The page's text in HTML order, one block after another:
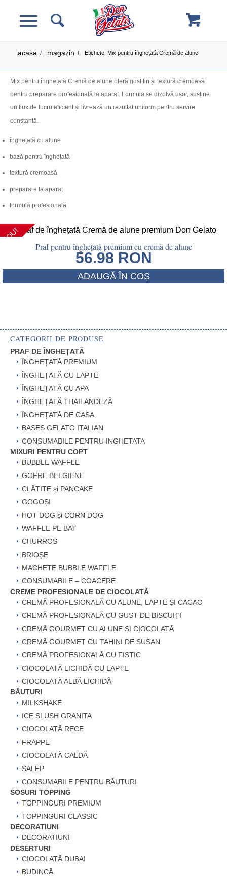
acasa / magazin / Etichete: Mix pentru înghețată Cremă de alune
Mix pentru înghețată Cremă de alune oferă gust fin și textură cremoasă
pentru preparare profesională la aparat. Formula se dizolvă ușor, susține
un flux de lucru eficient și livrează un rezultat uniform pentru servire
constantă.
înghețată cu alune
bază pentru înghețată
textură cremoasă
preparare la aparat
formulă profesională
NOU!
Praf pentru înghețată premium cu cremă de alune
56.98 RON
ADAUGĂ ÎN COȘ
CATEGORII DE PRODUSE
PRAF DE ÎNGHEȚATĂ
ÎNGHEȚATĂ PREMIUM
ÎNGHEȚATĂ CU LAPTE
ÎNGHEȚATĂ CU APA
ÎNGHEȚATĂ THAILANDEZĂ
ÎNGHEȚATĂ DE CASA
BASES GELATO ITALIAN
CONSUMABILE PENTRU INGHETATA
MIXURI PENTRU COPT
BUBBLE WAFFLE
GOFRE BELGIENE
CLĂTITE și PANCAKE
GOGOȘI
HOT DOG și CORN DOG
WAFFLE PE BAT
CHURROS
BRIOȘE
MACHETE BUBBLE WAFFLE
CONSUMABILE – COACERE
CREME PROFESIONALE DE CIOCOLATĂ
CREMĂ PROFESIONALĂ CU ALUNE, LAPTE ȘI CACAO
CREMĂ PROFESIONALĂ CU GUST DE BISCUIȚI
CREMĂ GOURMET CU ALUNE ȘI CIOCOLATĂ
CREMĂ GOURMET CU TAHINI DE SUSAN
CREMĂ PROFESIONALĂ CU FISTIC
CIOCOLATĂ LICHIDĂ CU LAPTE
CIOCOLATĂ ALBĂ LICHIDĂ
BĂUTURI
MILKSHAKE
ICE SLUSH GRANITA
CIOCOLATĂ RECE
FRAPPE
CIOCOLATĂ CALDĂ
SALEP
CONSUMABILE PENTRU BĂUTURI
SOSURI TOPPING
TOPPINGURI PREMIUM
TOPPINGURI CLASSIC
DECORATIUNI
DECORATIUNI
DESERTURI
CIOCOLATĂ DUBAI
BUDINCĂ